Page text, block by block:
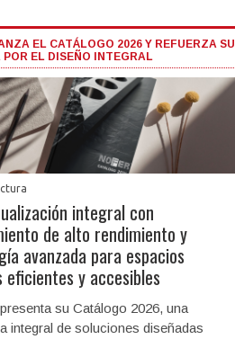
EL CATÁLOGO 2026 Y REFUERZA SU
POR EL DISEÑO INTEGRAL
integral con
de alto rendimiento y
avanzada para espacios
eficientes y accesibles
su Catálogo 2026, una
integral de soluciones diseñadas